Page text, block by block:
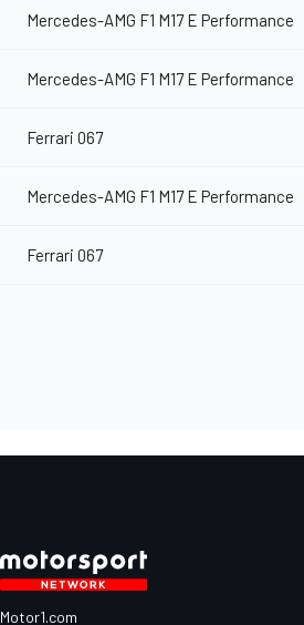
Mercedes-AMG F1 M17 E Performance
Mercedes-AMG F1 M17 E Performance
Ferrari 067
Mercedes-AMG F1 M17 E Performance
Ferrari 067
Motor1.com